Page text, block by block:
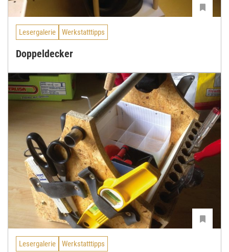
Lesergalerie Werkstatttipps
Doppeldecker
Lesergalerie Werkstatttipps